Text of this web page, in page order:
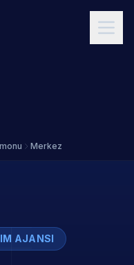
Merkez
AJANSI